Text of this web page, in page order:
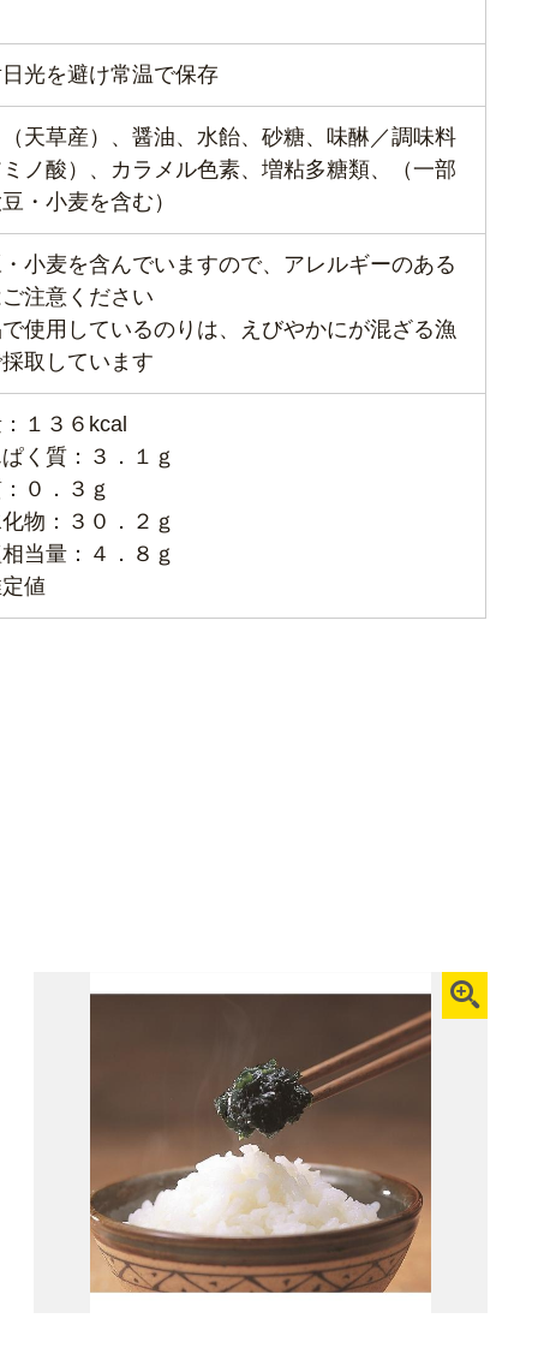
光を避け常温で保存
天草産）、醤油、水飴、砂糖、味醂／調味料
ミノ酸）、カラメル色素、増粘多糖類、（一部
・小麦を含む）
小麦を含んでいますので、アレルギーのある
注意ください
使用しているのりは、えびやかにが混ざる漁
取しています
１３６kcal
く質：３．１ｇ
０．３ｇ
物：３０．２ｇ
当量：４．８ｇ
値